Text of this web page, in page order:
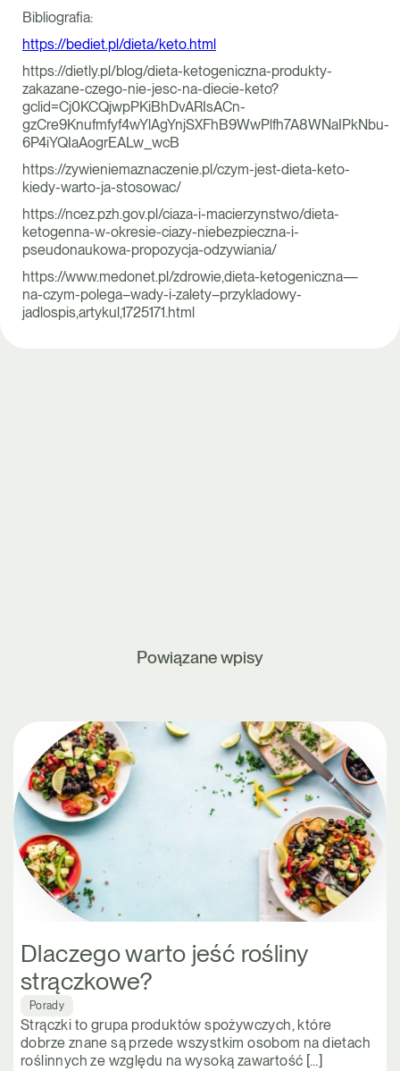
Bibliografia:
https://bediet.pl/dieta/keto.html
https://dietly.pl/blog/dieta-ketogeniczna-produkty-
zakazane-czego-nie-jesc-na-diecie-keto?
gclid=Cj0KCQjwpPKiBhDvARIsACn-
gzCre9Knufmfyf4wYlAgYnjSXFhB9WwPlfh7A8WNaIPkNbu-
6P4iYQIaAogrEALw_wcB
https://zywieniemaznaczenie.pl/czym-jest-dieta-keto-
kiedy-warto-ja-stosowac/
https://ncez.pzh.gov.pl/ciaza-i-macierzynstwo/dieta-
ketogenna-w-okresie-ciazy-niebezpieczna-i-
pseudonaukowa-propozycja-odzywiania/
https://www.medonet.pl/zdrowie,dieta-ketogeniczna—
na-czym-polega–wady-i-zalety–przykladowy-
jadlospis,artykul,1725171.html
Powiązane wpisy
Dlaczego warto jeść rośliny
strączkowe?
Porady
Strączki to grupa produktów spożywczych, które
dobrze znane są przede wszystkim osobom na dietach
roślinnych ze względu na wysoką zawartość […]